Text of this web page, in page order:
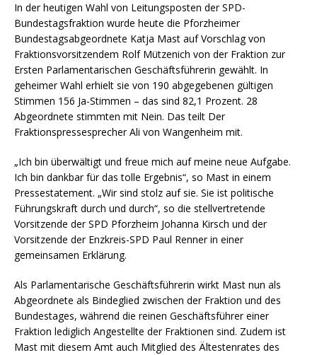
In der heutigen Wahl von Leitungsposten der SPD-
Bundestagsfraktion wurde heute die Pforzheimer
Bundestagsabgeordnete Katja Mast auf Vorschlag von
Fraktionsvorsitzendem Rolf Mützenich von der Fraktion zur
Ersten Parlamentarischen Geschäftsführerin gewählt. In
geheimer Wahl erhielt sie von 190 abgegebenen gültigen
Stimmen 156 Ja-Stimmen – das sind 82,1 Prozent. 28
Abgeordnete stimmten mit Nein. Das teilt Der
Fraktionspressesprecher Ali von Wangenheim mit.
„Ich bin überwältigt und freue mich auf meine neue Aufgabe.
Ich bin dankbar für das tolle Ergebnis“, so Mast in einem
Pressestatement. „Wir sind stolz auf sie. Sie ist politische
Führungskraft durch und durch“, so die stellvertretende
Vorsitzende der SPD Pforzheim Johanna Kirsch und der
Vorsitzende der Enzkreis-SPD Paul Renner in einer
gemeinsamen Erklärung.
Als Parlamentarische Geschäftsführerin wirkt Mast nun als
Abgeordnete als Bindeglied zwischen der Fraktion und des
Bundestages, während die reinen Geschäftsführer einer
Fraktion lediglich Angestellte der Fraktionen sind. Zudem ist
Mast mit diesem Amt auch Mitglied des Ältestenrates des